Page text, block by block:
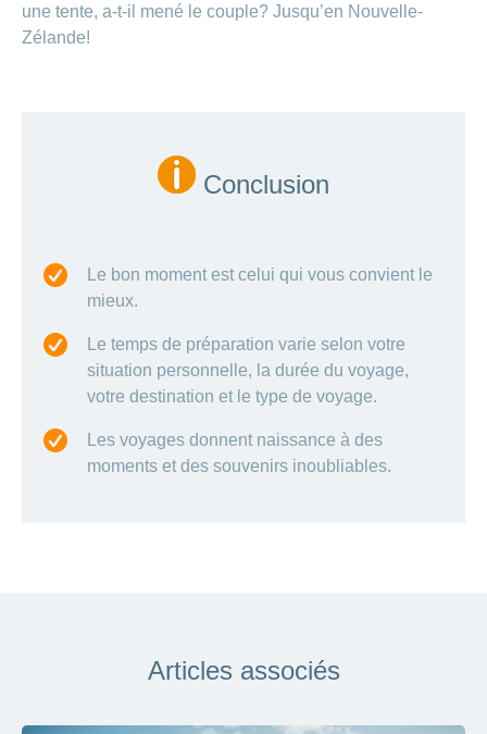
une tente, a-t-il mené le couple? Jusqu’en Nouvelle-
Zélande!
Conclusion
Le bon moment est celui qui vous convient le
mieux.
Le temps de préparation varie selon votre
situation personnelle, la durée du voyage,
votre destination et le type de voyage.
Les voyages donnent naissance à des
moments et des souvenirs inoubliables.
Articles associés